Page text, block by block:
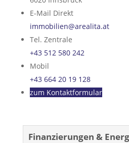
E-Mail Direkt
immobilien@arealita.at
Tel. Zentrale
+43 512 580 242
Mobil
+43 664 20 19 128
zum Kontaktformular
Finanzierungen &